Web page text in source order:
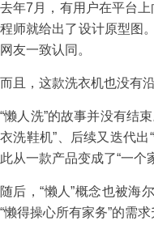
去年7月，有用户在平台
程师就给出了设计原型图
网友一致认同。
而且，这款洗衣机也没有
“懒人洗”的故事并没有结
衣洗鞋机”、后续又迭代
此从一款产品变成了“一个
随后，“懒人”概念也被海
“懒得操心所有家务”的需